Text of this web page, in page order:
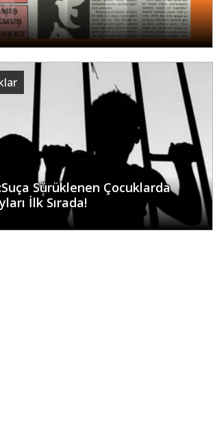
Sürüklenen Çocuklarda
İlk Sırada!